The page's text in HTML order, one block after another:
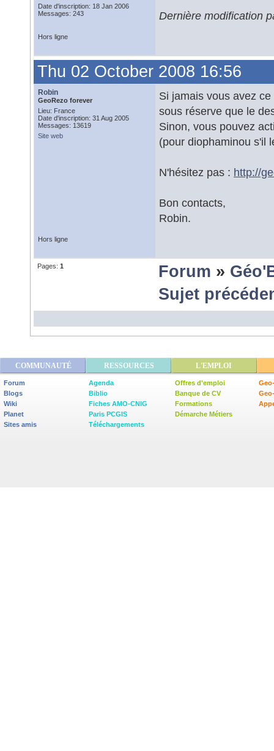
Date d'inscription: 18 Jan 2006
Messages: 243
Dernière modification
Hors ligne
Thu 02 October 2008 16:56
Robin
GeoRezo forever
Lieu: France
Date d'inscription: 31 Aug 2005
Messages: 13619
Site web
Si jamais vous avez
sous réserve que le
Sinon, vous pouvez
(pour diophaminou s'il
N'hésitez pas : http://
Bon contacts,
Robin.
Hors ligne
Pages: 1 Forum »
Sujet
COMMUNAUTÉ RESSOURCES L'EMPLOI
Forum
Blogs
Wiki
Planet
Sites amis
Agenda
Biblio
Fiches AMO-CNIG
Paris PCGIS
Téléchargements
Offres d'emploi
Banque de CV
Formations
Démarche Métiers